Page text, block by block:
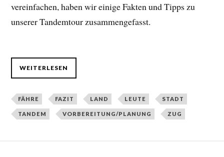
vereinfachen, haben wir einige Fakten und Tipps zu
unserer Tandemtour zusammengefasst.
WEITERLESEN
FÄHRE FAZIT LAND LEUTE STADT
TANDEM VORBEREITUNG/PLANUNG ZUG